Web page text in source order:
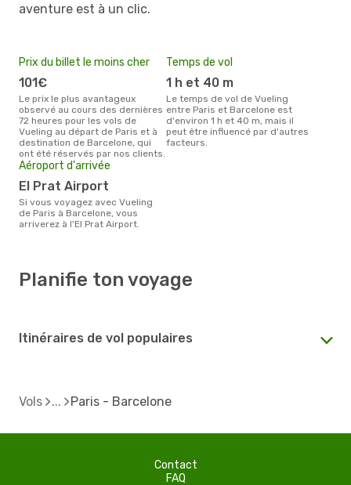
aventure est à un clic.
Prix du billet le moins cher
101€
Le prix le plus avantageux
observé au cours des dernières
72 heures pour les vols de
Vueling au départ de Paris et à
destination de Barcelone, qui
ont été réservés par nos clients.
Temps de vol
1 h et 40 m
Le temps de vol de Vueling
entre Paris et Barcelone est
d'environ 1 h et 40 m, mais il
peut être influencé par d'autres
facteurs.
Aéroport d'arrivée
El Prat Airport
Si vous voyagez avec Vueling
de Paris à Barcelone, vous
arriverez à l'El Prat Airport.
Planifie ton voyage
Itinéraires de vol populaires
Vols Paris - Barcelone
Contact
FAQ